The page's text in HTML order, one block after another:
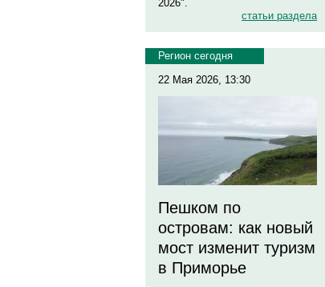
2026".
статьи раздела
Регион сегодня
22 Мая 2026, 13:30
Пешком по
островам: как новый
мост изменит туризм
в Приморье